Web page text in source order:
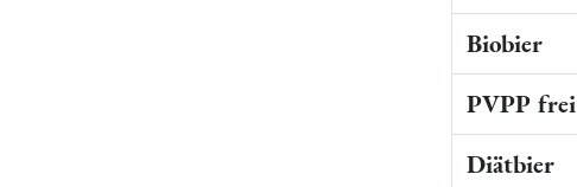
Biobier
PVPP frei
Diätbier